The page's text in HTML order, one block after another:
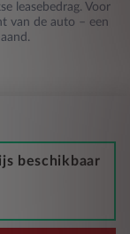
leasebedrag. Voor
van de auto – een
beschikbaar